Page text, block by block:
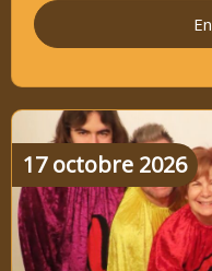
17 octobre 2026